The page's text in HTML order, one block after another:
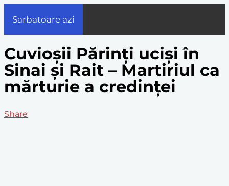
Sarbatoare azi
Cuvioșii Părinți uciși în
Sinai și Rait – Martiriul ca
mărturie a credinței
Share